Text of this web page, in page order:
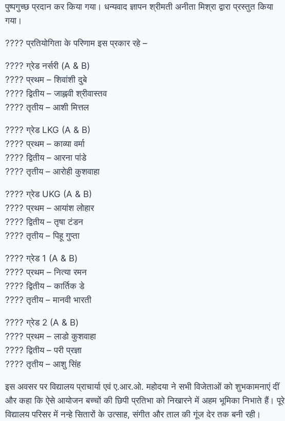
पुष्पगुच्छ प्रदान कर किया गया। धन्यवाद ज्ञापन श्रीमती अनीता मिश्रा द्वारा प्रस्तुत किया
गया।
????️ प्रतियोगिता के परिणाम इस प्रकार रहे –
???? ग्रेड नर्सरी (A & B)
???? प्रथम – शिवांशी दुबे
???? द्वितीय – जाह्नवी श्रीवास्तव
???? तृतीय – आशी मित्तल
???? ग्रेड LKG (A & B)
???? प्रथम – काव्या वर्मा
???? द्वितीय – आरना पांडे
???? तृतीय – आरोही कुशवाहा
???? ग्रेड UKG (A & B)
???? प्रथम – आयांश लोहार
???? द्वितीय – तृषा टंडन
???? तृतीय – पिहू गुप्ता
???? ग्रेड 1 (A & B)
???? प्रथम – नित्या रमन
???? द्वितीय – कार्तिक डे
???? तृतीय – मानवी भारती
???? ग्रेड 2 (A & B)
???? प्रथम – लाडो कुशवाहा
???? द्वितीय – परी प्रज्ञा
???? तृतीय – आशु सिंह
इस अवसर पर विद्यालय प्राचार्या एवं ए.आर.ओ. महोदया ने सभी विजेताओं को शुभकामनाएं दीं
और कहा कि ऐसे आयोजन बच्चों की छिपी प्रतिभा को निखारने में अहम भूमिका निभाते हैं। पूरे
विद्यालय परिसर में नन्हे सितारों के उत्साह, संगीत और ताल की गूंज देर तक बनी रही।